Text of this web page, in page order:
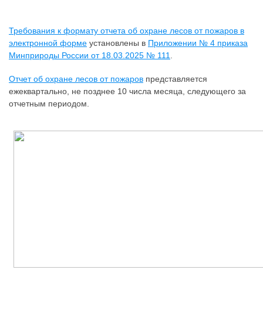
Требования к формату отчета об охране лесов от пожаров в
электронной форме установлены в Приложении № 4 приказа
Минприроды России от 18.03.2025 № 111
Отчет об охране лесов от пожаров представляется
ежеквартально, не позднее 10 числа месяца, следующего за
отчетным периодом.